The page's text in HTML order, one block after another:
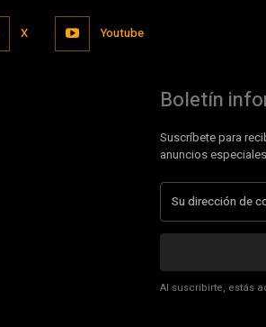
X Youtube
Boletín
Suscríbete para
anuncios
Al suscribirte, estás